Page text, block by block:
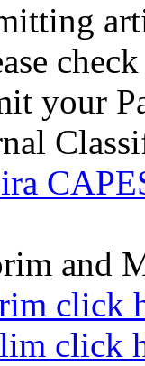
your
and
click
click